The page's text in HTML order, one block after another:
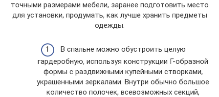
точными размерами мебели, заранее подготовить место
для установки, продумать, как лучше хранить предметы
одежды.
В спальне можно обустроить целую
гардеробную, используя конструкции Г-образной
формы с раздвижными купейными створками,
украшенными зеркалами. Внутри обычно большое
количество полочек, всевозможных секций,